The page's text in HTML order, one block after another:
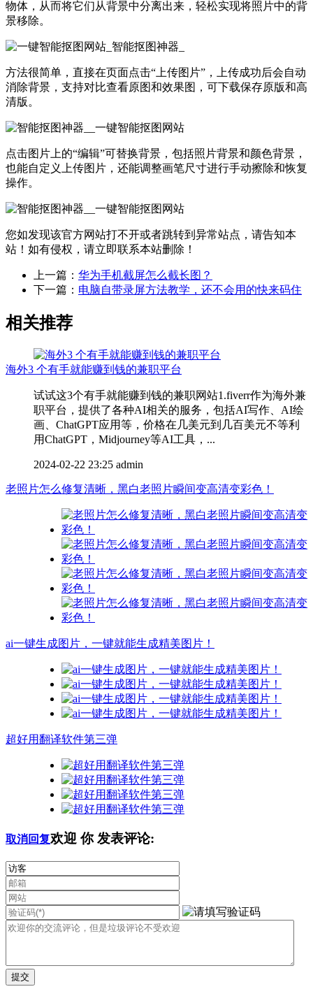
物体，从而将它们从背景中分离出来，轻松实现将照片中的背
景移除。
方法很简单，直接在页面点击“上传图片”，上传成功后会自动
消除背景，支持对比查看原图和效果图，可下载保存原版和高
清版。
点击图片上的“编辑”可替换背景，包括照片背景和颜色背景，
也能自定义上传图片，还能调整画笔尺寸进行手动擦除和恢复
操作。
您如发现该官方网站打不开或者跳转到异常站点，请告知本
站！如有侵权，请立即联系本站删除！
上一篇： 华为手机截屏怎么截长图？
下一篇： 电脑自带录屏方法教学，还不会用的快来码住
相关推荐
海外3 个有手就能赚到钱的兼职平台
试试这3个有手就能赚到钱的兼职网站1.fiverr作为海外兼
职平台，提供了各种AI相关的服务，包括AI写作、AI绘
画、ChatGPT应用等，价格在几美元到几百美元不等利
用ChatGPT，Midjourney等AI工具，...
2024-02-22 23:25 admin
老照片怎么修复清晰，黑白老照片瞬间变高清变彩色！
ai一键生成图片，一键就能生成精美图片！
超好用翻译软件第三弹
取消回复欢迎 你发表评论: